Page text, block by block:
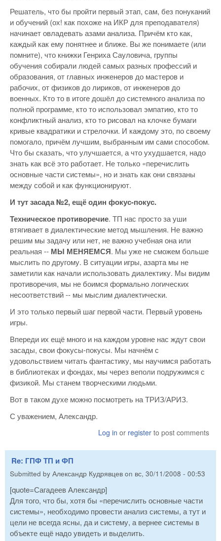
Решатель, что бы пройти первый этап, сам, без понуканий
и обучений (ох! как похоже на ИКР для преподавателя)
начинает овладевать азами анализа. Причём кто как,
каждый как ему понятнее и ближе. Вы же понимаете (или
помните), что книжки Генриха Сауловича, группы
обучения собирали людей самых разных профессий и
образования, от главных инженеров до мастеров и
рабочих, от физиков до лириков, от инженеров до
военных. Кто то в итоге дошёл до системного анализа по
полной программе, кто то использовал эмпатию, кто то
конфликтный анализ, кто то рисовал на клочке бумаги
кривые квадратики и стрелочки. И каждому это, по своему
помогало, причём лучшим, выбранным им сами способом.
Что бы сказать, что улучшается, а что ухудшается, надо
знать как всё это работает. Не только «перечислить
основные части системы», но и знать как они связаны
между собой и как функционируют.
И тут засада №2, ещё один фокус-покус.
Техническое противоречие. ТП нас просто за уши
втягивает в диалектические метод мышления. Не важно
решим мы задачу или нет, не важно учебная она или
реальная -- МЫ МЕНЯЕМСЯ. Мы уже не сможем больше
мыслить по другому. В ситуации игры, азарта мы не
заметили как начали использовать диалектику. Мы видим
противоречия, мы не боимся формально логических
несоответствий -- мы мыслим диалектически.
И это только первый шаг первой части. Первый уровень
игры.
Впереди их ещё много и на каждом уровне нас ждут свои
засады, свои фокусы-покусы. Мы начнём с
удовольствием читать фантастику, мы научимся работать
в библиотеках и фондах, мы через веполи подружимся с
физикой. Мы станем творческими людьми.
Вот в таком духе можно посмотреть на ТРИЗ/АРИЗ.
С уважением, Александр.
Log in or register to post comments
Re: ГПФ ТП и ФП
Submitted by Александр Кудрявцев on вс, 30/11/2008 - 00:53
[quote=Сагадеев Александр]
Для того, что бы, хотя бы «перечислить основные части
системы», необходимо провести анализ системы, а тут и
цели не всегда ясны, да и систему, а вернее системы в
объекте ещё надо увидеть и выделить.